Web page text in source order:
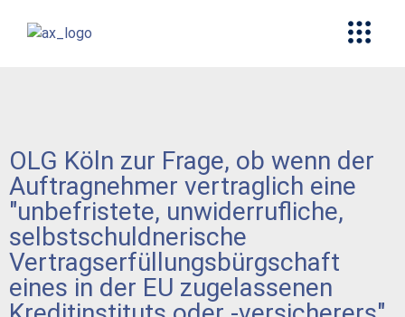
OLG Köln zur Frage, ob wenn der
Auftragnehmer vertraglich eine
"unbefristete, unwiderrufliche,
selbstschuldnerische
Vertragserfüllungsbürgschaft
eines in der EU zugelassenen